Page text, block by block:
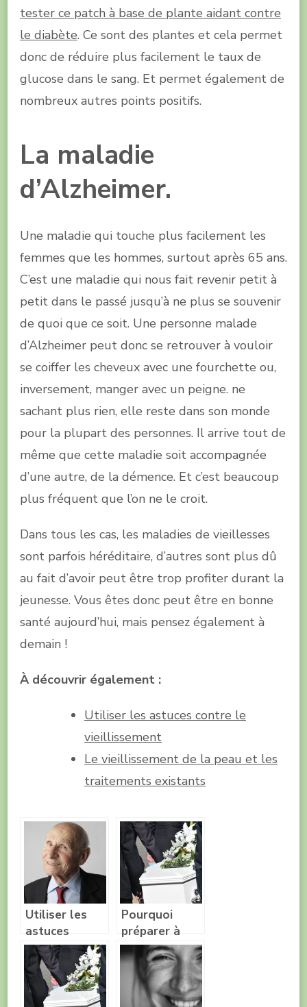
tester ce patch à base de plante aidant contre
le diabète. Ce sont des plantes et cela permet
donc de réduire plus facilement le taux de
glucose dans le sang. Et permet également de
nombreux autres points positifs.
La maladie
d’Alzheimer.
Une maladie qui touche plus facilement les
femmes que les hommes, surtout après 65 ans.
C’est une maladie qui nous fait revenir petit à
petit dans le passé jusqu’à ne plus se souvenir
de quoi que ce soit. Une personne malade
d’Alzheimer peut donc se retrouver à vouloir
se coiffer les cheveux avec une fourchette ou,
inversement, manger avec un peigne. ne
sachant plus rien, elle reste dans son monde
pour la plupart des personnes. Il arrive tout de
même que cette maladie soit accompagnée
d’une autre, de la démence. Et c’est beaucoup
plus fréquent que l’on ne le croit.
Dans tous les cas, les maladies de vieillesses
sont parfois héréditaire, d’autres sont plus dû
au fait d’avoir peut être trop profiter durant la
jeunesse. Vous êtes donc peut être en bonne
santé aujourd’hui, mais pensez également à
demain !
À découvrir également :
Utiliser les astuces contre le
vieillissement
Le vieillissement de la peau et les
traitements existants
Utiliser les
astuces
contre le
vieillissement
Pourquoi
préparer à
l’avance ses
funérailles ?